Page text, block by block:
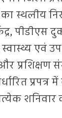
का स्थलीय
पीडीएस
एवं उप
प्रशिक्षण
प्रपत्र